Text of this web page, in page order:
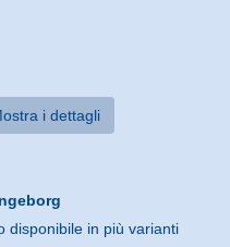
i dettagli
disponibile in più varianti